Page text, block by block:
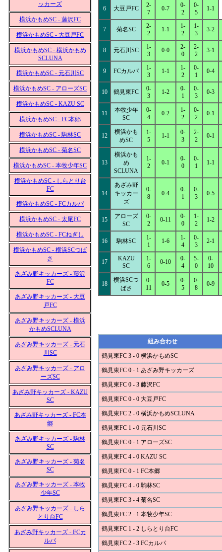
ッカーズ
横浜かもめSC - 藤沢FC
横浜かもめSC - 大豆戸FC
横浜かもめSC - 横浜かもめ
SCLUNA
横浜かもめSC - 元石川SC
横浜かもめSC - アローズSC
横浜かもめSC - KAZU SC
横浜かもめSC - FC本郷
横浜かもめSC - 駒林SC
横浜かもめSC - 菊名SC
横浜かもめSC - 本牧少年SC
横浜かもめSC - しらとり台
FC
横浜かもめSC - FCカルパ
横浜かもめSC - 太尾FC
横浜かもめSC - FCねぎし
横浜かもめSC - 横浜SCつば
さ
あざみ野キッカーズ - 藤沢
FC
あざみ野キッカーズ - 大豆
戸FC
あざみ野キッカーズ - 横浜
かもめSCLUNA
あざみ野キッカーズ - 元石
川SC
あざみ野キッカーズ - アロ
ーズSC
あざみ野キッカーズ - KAZU
SC
あざみ野キッカーズ - FC本
郷
あざみ野キッカーズ - 駒林
SC
あざみ野キッカーズ - 菊名
SC
あざみ野キッカーズ - 本牧
少年SC
あざみ野キッカーズ - しら
とり台FC
あざみ野キッカーズ - FCカ
ルパ
6 大豆戸FC
2-
7
0-7
0-
2
0-
5
1-1
7 菊名SC
2-
2
1-1
1-
2
1-
3
3-2
8 元石川SC
1-
3
0-0
2-
0
2-
2
3-1
9 FCカルパ
1-
3
1-1
1-
2
0-
1
0-4
10 鶴見東FC
0-
3
1-2
0-
1
0-
3
0-3
11
本牧少年
SC
0-
4
0-2
1-
2
0-
2
0-1
12
横浜かも
めSC
1-
5
1-1
0-
3
2-
2
0-1
13
横浜かも
め
SCLUNA
1-
2
0-1
0-
0
0-
1
1-1
14
あざみ野
キッカー
ズ
0-
8
0-4
0-
1
0-
3
0-5
15
アローズ
SC
0-
2
0-11
0-
0
1-
2
1-2
16 駒林SC
1-
1
1-6
1-
4
0-
3
2-1
17
KAZU
SC
1-
6
0-10
0-
4
5-
0
0-
10
18
横浜SCつ
ばさ
0-
11
0-5
0-
5
0-
8
0-9
組み合わせ
鶴見東FC 3 - 0 横浜かもめSC
鶴見東FC 0 - 1 あざみ野キッカーズ
鶴見東FC 0 - 3 藤沢FC
鶴見東FC 0 - 0 大豆戸FC
鶴見東FC 2 - 0 横浜かもめSCLUNA
鶴見東FC 1 - 0 元石川SC
鶴見東FC 0 - 1 アローズSC
鶴見東FC 4 - 0 KAZU SC
鶴見東FC 0 - 1 FC本郷
鶴見東FC 4 - 0 駒林SC
鶴見東FC 3 - 4 菊名SC
鶴見東FC 2 - 1 本牧少年SC
鶴見東FC 1 - 2 しらとり台FC
鶴見東FC 2 - 3 FCカルパ